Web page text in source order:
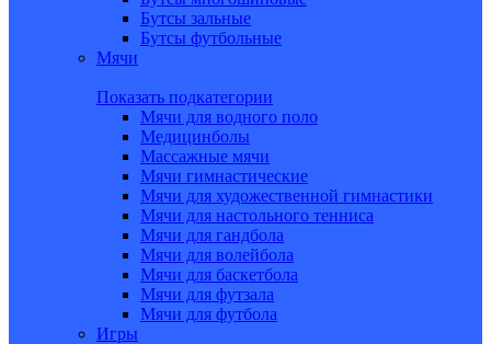
Бутсы зальные
Бутсы футбольные
Мячи
Показать подкатегории
Мячи для водного поло
Медицинболы
Массажные мячи
Мячи гимнастические
Мячи для художественной гимнастики
Мячи для настольного тенниса
Мячи для гандбола
Мячи для волейбола
Мячи для баскетбола
Мячи для футзала
Мячи для футбола
Игры